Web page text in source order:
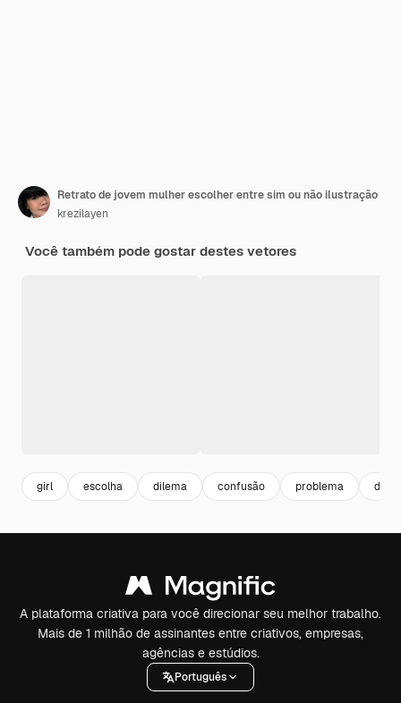
Retrato de jovem mulher escolher entre sim ou não ilustração
krezilayen
Você também pode gostar destes vetores
girl escolha dilema confusão problema
A plataforma criativa para você direcionar seu melhor trabalho.
Mais de 1 milhão de assinantes entre criativos, empresas,
agências e estúdios.
Português